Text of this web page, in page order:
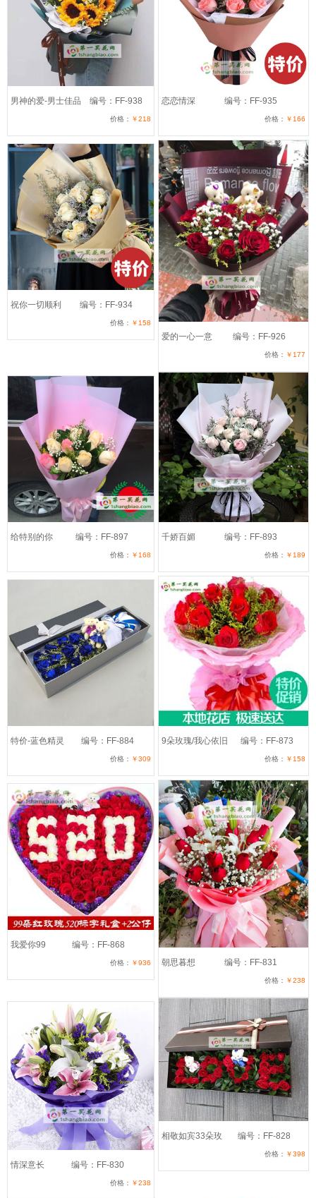
男神的爱-男士佳品 编号：FF-938
价格： ￥218
恋恋情深 编号：FF-935
价格： ￥166
祝你一切顺利 编号：FF-934
价格： ￥158
爱的一心一意 编号：FF-926
价格： ￥177
给特别的你 编号：FF-897
价格： ￥168
千娇百媚 编号：FF-893
价格： ￥189
特价-蓝色精灵 编号：FF-884
价格： ￥309
9朵玫瑰/我心依旧 编号：FF-873
价格： ￥158
我爱你99 编号：FF-868
价格： ￥936 朝思暮想 编号：FF-831
价格： ￥238
情深意长 编号：FF-830
价格： ￥238
相敬如宾33朵玫 编号：FF-828
价格： ￥398